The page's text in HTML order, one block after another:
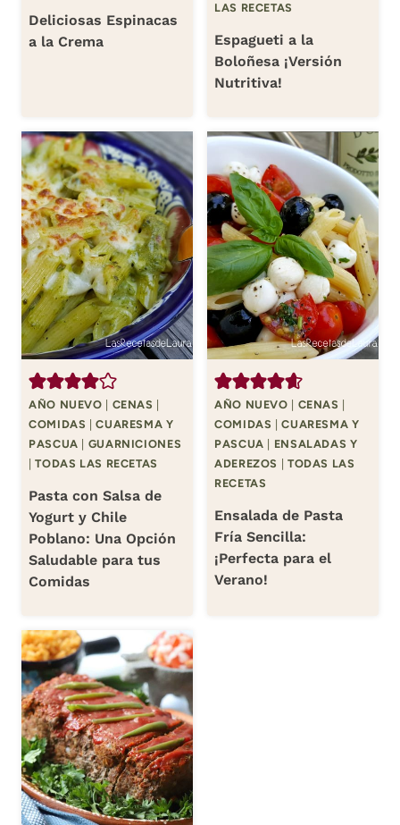
Deliciosas Espinacas
a la Crema
LAS RECETAS
Espagueti a la
Boloñesa ¡Versión
Nutritiva!
AÑO NUEVO CENAS
COMIDAS |CUARESMA Y
PASCUA
GUARNICIONES
|TODAS LAS RECETAS
Pasta con Salsa de
Yogurt y Chile
Poblano: Una Opción
Saludable para tus
Comidas
AÑO NUEVO CENAS
COMIDAS |CUARESMA Y
PASCUA
ENSALADAS Y
ADEREZOS
TODAS LAS
RECETAS
Ensalada de Pasta
Fría Sencilla:
¡Perfecta para el
Verano!